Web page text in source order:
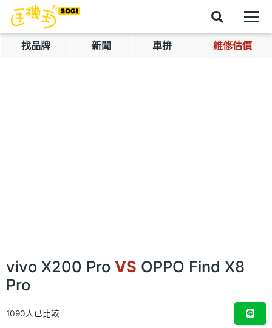
找品牌 新聞 車拚 維修估價
vivo X200 Pro VS OPPO Find X8
Pro
1090人已比較